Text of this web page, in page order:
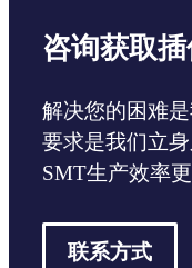
咨询获取
解决您的困难
要求是我们立
SMT生产效率更
联系方式